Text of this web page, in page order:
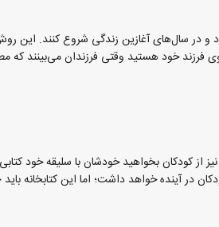
و در سال‌های آغازین زندگی شروع کنند. این
فرزند خود هستید وقتی فرزندان می‌بینند که
از کودکان بخواهید خودشان با سلیقه خود